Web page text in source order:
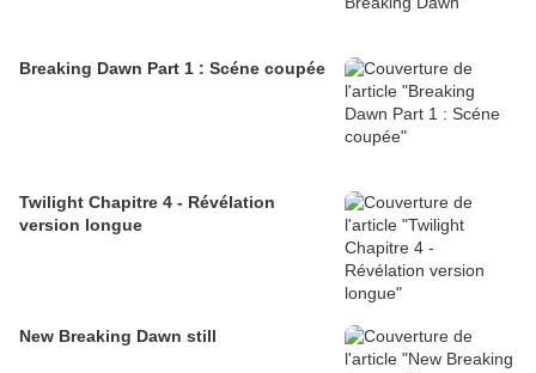
Breaking Dawn Part 1 : Scéne coupée
Twilight Chapitre 4 - Révélation
version longue
New Breaking Dawn still